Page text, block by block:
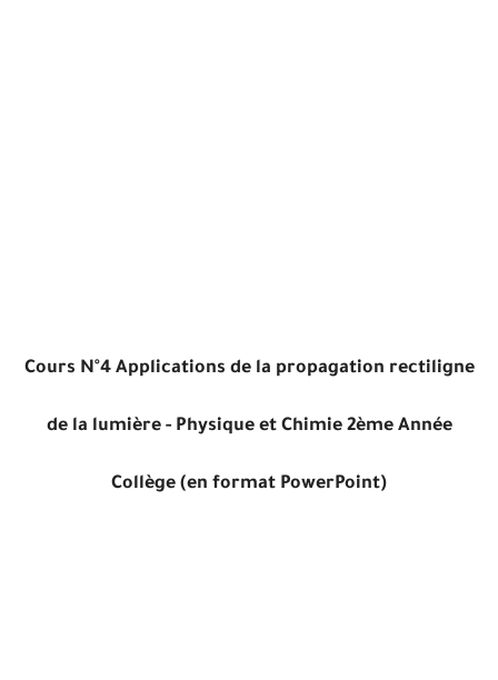
Cours N°4 Applications de la propagation rectiligne
de la lumière - Physique et Chimie 2ème Année
Collège (en format PowerPoint)